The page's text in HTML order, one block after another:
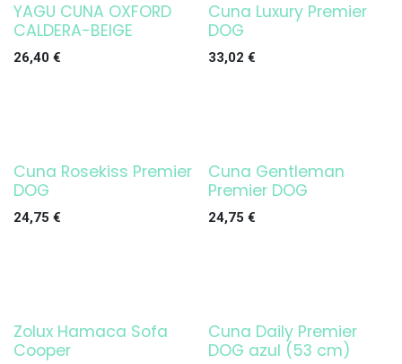
YAGU CUNA OXFORD
CALDERA-BEIGE
26,40 €
Cuna Luxury Premier
DOG
33,02 €
Cuna Rosekiss Premier
DOG
24,75 €
Cuna Gentleman
Premier DOG
24,75 €
Zolux Hamaca Sofa
Cooper
Cuna Daily Premier
DOG azul (53 cm)